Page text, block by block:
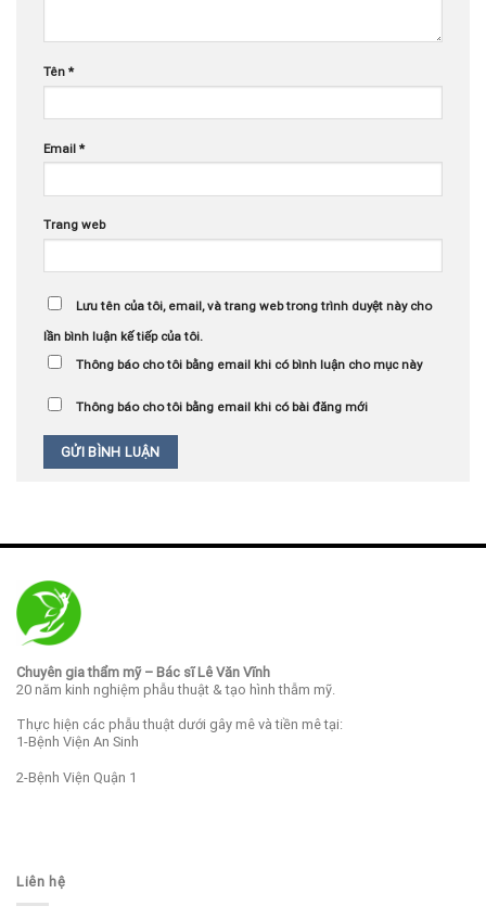
Tên *
Email *
Trang web
Lưu tên của tôi, email, và trang web trong trình duyệt này cho
lần bình luận kế tiếp của tôi.
Thông báo cho tôi bằng email khi có bình luận cho mục này
Thông báo cho tôi bằng email khi có bài đăng mới
Chuyên gia thẩm mỹ – Bác sĩ Lê Văn Vĩnh
20 năm kinh nghiệm phẫu thuật & tạo hình thẫm mỹ.
Thực hiện các phẫu thuật dưới gây mê và tiền mê tại:
1-Bệnh Viện An Sinh
2-Bệnh Viện Quận 1
Liên hệ